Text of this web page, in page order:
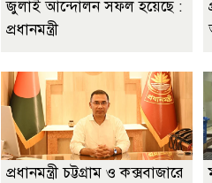
জুলাই আন্দোলন সফল হয়েছে :
প্রধানমন্ত্রী
প্রধানমন্ত্রী চট্টগ্রাম ও কক্সবাজারে